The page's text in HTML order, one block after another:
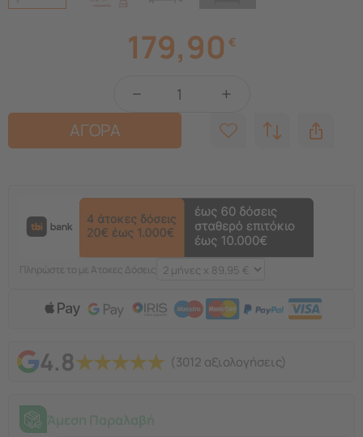
179,90 €
+
−
ΑΓΟΡΑ
Πληρώστε το με Άτοκες Δόσεις
4.8★★★★★ (3012 αξιολογήσεις)